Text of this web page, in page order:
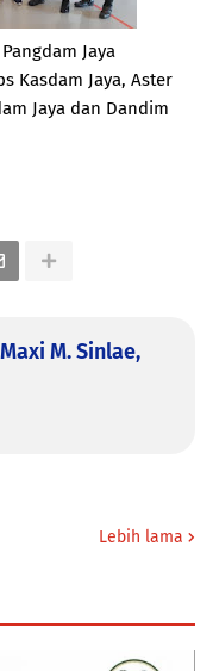
Jaya
Kasdam Jaya, Aster
Jaya dan Dandim
M. Sinlae,
Lebih lama